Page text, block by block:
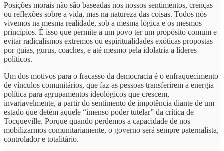
Posições morais não são baseadas nos nossos sentimentos, crenças
ou reflexões sobre a vida, mas na natureza das coisas. Todos nós
vivemos na mesma realidade, sob a mesma lógica e os mesmos
princípios. É isso que permite a um povo ter um propósito comum e
evitar radicalismos extremos ou espiritualidades exóticas propostas
por guias, gurus, coaches, e até mesmo pela idolatria a líderes
políticos.
Um dos motivos para o fracasso da democracia é o enfraquecimento
de vínculos comunitários, que faz as pessoas transferirem a energia
política para agrupamentos ideológicos que crescem,
invariavelmente, a partir do sentimento de impotência diante de um
estado que detém aquele “imenso poder tutelar” da crítica de
Tocqueville. Porque quando perdemos a capacidade de nos
mobilizarmos comunitariamente, o governo será sempre paternalista,
controlador e totalitário.